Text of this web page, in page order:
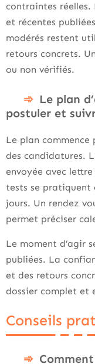
contraintes réelles.
et récentes
modérés restent
retours concrets.
ou non vérifiés.
Le plan
postuler et
Le plan
des candidatures.
envoyée avec
tests se pratiquent
jours. Un rendez
permet préciser
Le moment d’agir
publiées. La
et des retours
dossier complet et
Conseils